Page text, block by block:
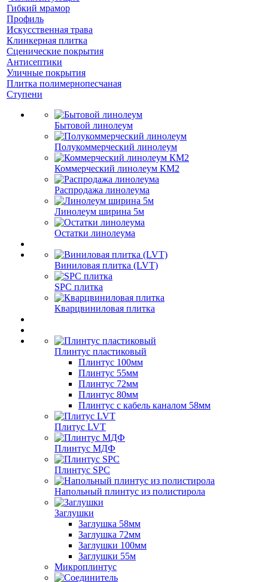
Гибкий мрамор
Профиль
Искусственная трава
Клинкерная плитка
Сценические покрытия
Антисептики
Уличные покрытия
Плитка полимернопесчаная
Ступени
Бытовой линолеум
Полукоммерческий линолеум
Коммерческий линолеум КМ2
Распродажа линолеума
Линолеум ширина 5м
Остатки линолеума
Виниловая плитка (LVT)
SPC плитка
Кварцвиниловая плитка
Плинтус пластиковый
Плинтус 100мм
Плинтус 55мм
Плинтус 72мм
Плинтус 80мм
Плинтус с кабель каналом 58мм
Плитус LVT
Плинтус МДФ
Плинтус SPC
Напольный плинтус из полистирола
Заглушки
Заглушка 58мм
Заглушка 72мм
Заглушки 100мм
Заглушки 55м
Микроплинтус